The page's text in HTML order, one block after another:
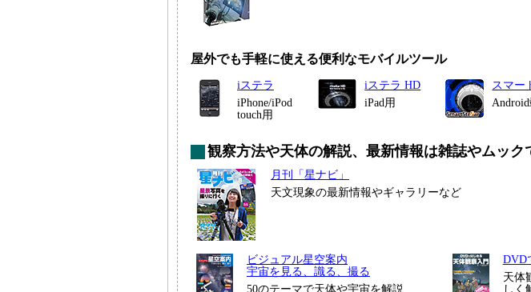
屋外でも手軽に使える便利なモバイルツール
iステラ
iPhone/iPod
touch用
iステラ HD
iPad用
スマー
観察方法や天体の解説、最新情報は雑誌やムック
月刊「星ナビ」
天文現象の最新情報やギャラリーなど
ビジュアル星空案内
宇宙を見る、識る、撮る
50のテーマで天体や宇宙を解説
DVD
天体
しく